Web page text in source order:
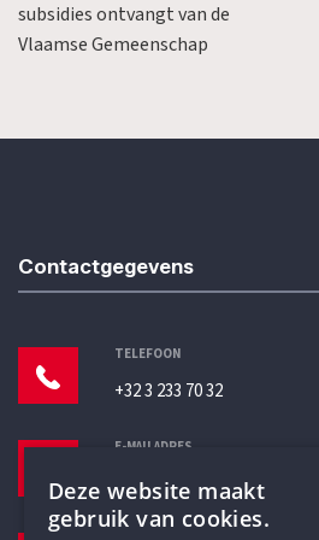
subsidies ontvangt van de
Vlaamse Gemeenschap
Contactgegevens
TELEFOON
+32 3 233 70 32
E-MAILADRES
Deze website maakt
gebruik van cookies.